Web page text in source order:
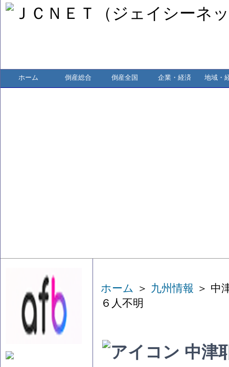
ホーム 倒産総合 倒産全国 企業・経済 地域・
ホーム ＞ 九州情報 ＞ 中
６人不明
中津